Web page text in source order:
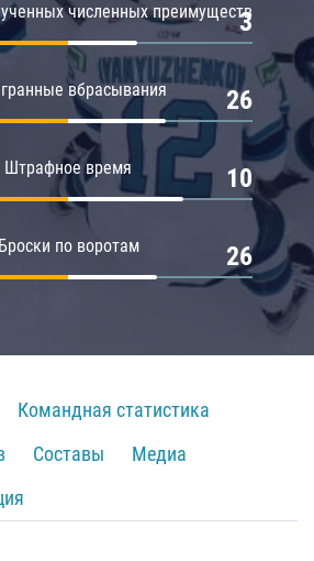
численных преимуществ
3
вбрасывания 26
Штрафное время 10
Броски по воротам 26
Командная статистика
Составы
Медиа